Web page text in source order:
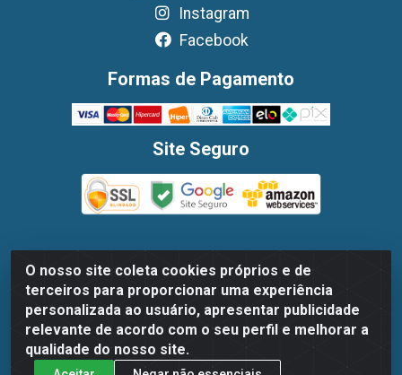
O nosso site coleta cookies próprios e de
terceiros para proporcionar uma experiência
personalizada ao usuário, apresentar publicidade
relevante de acordo com o seu perfil e melhorar a
qualidade do nosso site.
Instagram
Facebook
Formas de Pagamento
Site Seguro
Dispan Distribuidora de Alimentos LTDA - Avenida
Marechal Mascarenhas De Moraes, 1048- Imbiribeira,
Recife/PE - CEP 51.170-000 - CNPJ 30.779.584/0003-78